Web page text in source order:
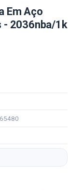
Em Aço
- 2036nba/1k